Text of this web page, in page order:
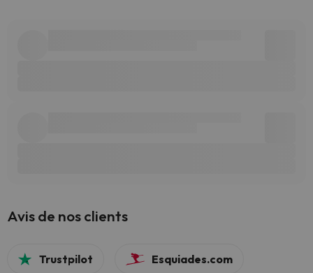
Avis de nos clients
Trustpilot Esquiades.com